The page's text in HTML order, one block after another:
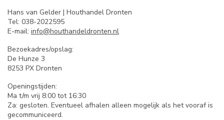
Hans van Gelder | Houthandel Dronten
Tel: 038-2022595
E-mail: info@houthandeldronten.nl
Bezoekadres/opslag:
De Hunze 3
8253 PX Dronten
Openingstijden:
Ma t/m vrij 8:00 tot 16:30
Za: gesloten. Eventueel afhalen alleen mogelijk als het vooraf is
gecommuniceerd.